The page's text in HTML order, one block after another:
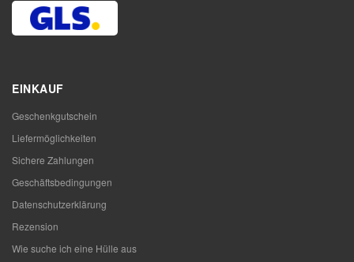
EINKAUF
Geschenkgutschein
Liefermöglichkeiten
Sichere Zahlungen
Geschäftsbedingungen
Datenschutzerklärung
Rezension
Wie suche ich eine Hülle aus